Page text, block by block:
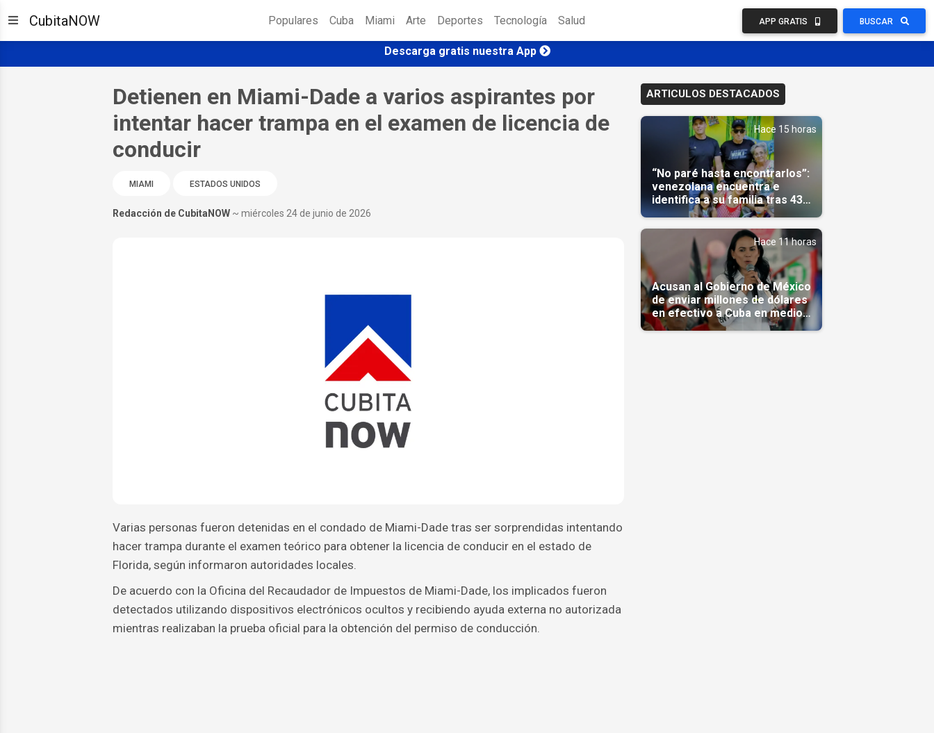
CubitaNOW Populares Cuba Miami Arte Deportes Tecnología Salud APP GRATIS BUSCAR
Descarga gratis nuestra App
Detienen en Miami-Dade a varios aspirantes por
intentar hacer trampa en el examen de licencia de
conducir
MIAMI ESTADOS UNIDOS
Redacción de CubitaNOW ~ miércoles 24 de junio de 2026
Varias personas fueron detenidas en el condado de Miami-Dade tras ser sorprendidas intentando
hacer trampa durante el examen teórico para obtener la licencia de conducir en el estado de
Florida, según informaron autoridades locales.
De acuerdo con la Oficina del Recaudador de Impuestos de Miami-Dade, los implicados fueron
detectados utilizando dispositivos electrónicos ocultos y recibiendo ayuda externa no autorizada
mientras realizaban la prueba oficial para la obtención del permiso de conducción.
ARTICULOS DESTACADOS
Hace 15 horas
“No paré hasta encontrarlos”:
venezolana encuentra e
identifica a su familia tras 43
días del terremoto
Hace 11 horas
Acusan al Gobierno de México
de enviar millones de dólares
en efectivo a Cuba en medio
de la crisis de la Isla